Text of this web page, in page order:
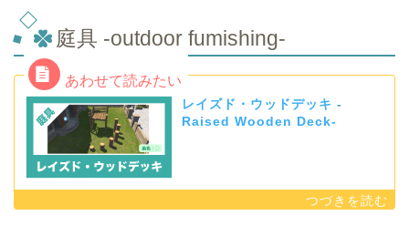
庭具 -outdoor fumishing-
レイズド・ウッドデッキ -
Raised Wooden Deck-